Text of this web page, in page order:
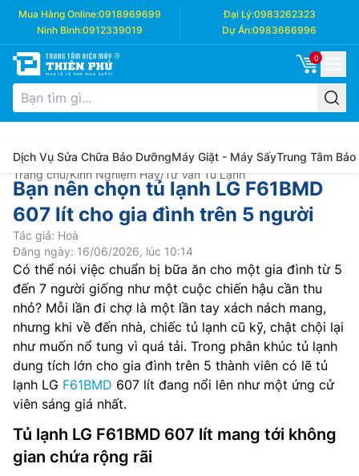
Mua Hàng Online:0918969699 Đại Lý:0983262323
Ninh Bình:0912339019 Dự Án:0983666996
0
Dịch Vụ Sửa Chữa Bảo DưỡngMáy Giặt - Máy SấyTrung Tâm Bảo
Trang chủ/Kinh Nghiệm Hay/Tư Vấn Tủ Lạnh
Bạn nên chọn tủ lạnh LG F61BMD
607 lít cho gia đình trên 5 người
Tác giả: Hoà
Đăng ngày: 16/06/2026, lúc 10:14
Có thể nói việc chuẩn bị bữa ăn cho một gia đình từ 5
đến 7 người giống như một cuộc chiến hậu cần thu
nhỏ? Mỗi lần đi chợ là một lần tay xách nách mang,
nhưng khi về đến nhà, chiếc tủ lạnh cũ kỹ, chật chội lại
như muốn nổ tung vì quá tải. Trong phân khúc tủ lạnh
dung tích lớn cho gia đình trên 5 thành viên có lẽ tủ
lạnh LG F61BMD 607 lít đang nổi lên như một ứng cử
viên sáng giá nhất.
Tủ lạnh LG F61BMD 607 lít mang tới không
gian chứa rộng rãi